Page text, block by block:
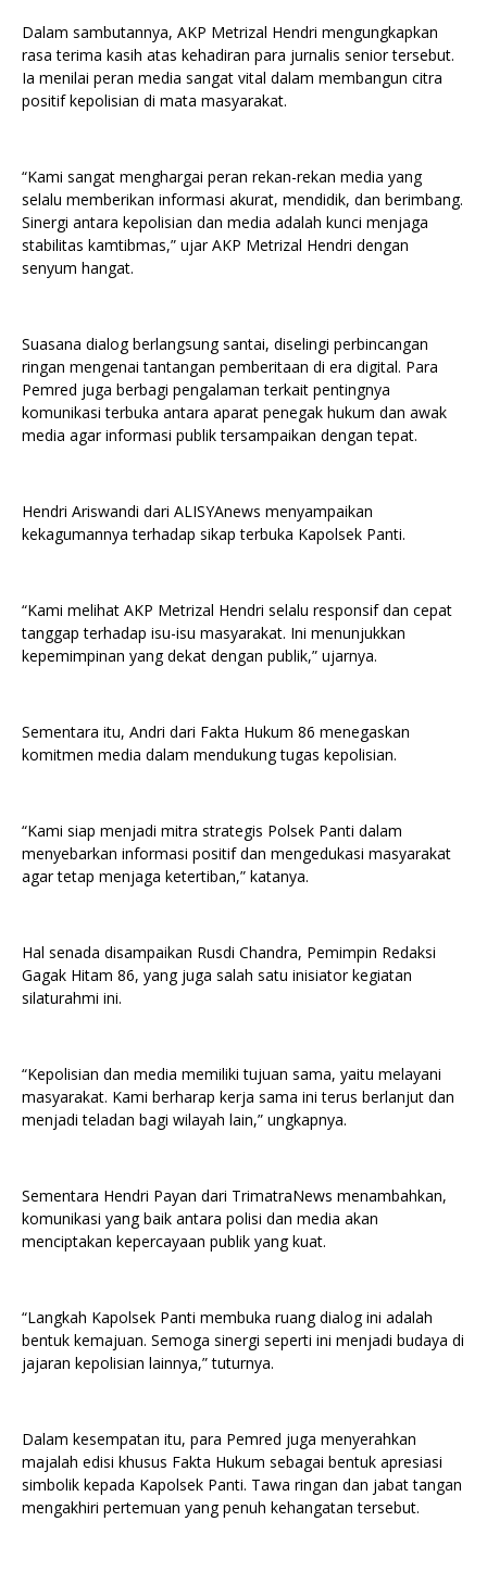
Dalam sambutannya, AKP Metrizal Hendri mengungkapkan
rasa terima kasih atas kehadiran para jurnalis senior tersebut.
Ia menilai peran media sangat vital dalam membangun citra
positif kepolisian di mata masyarakat.
“Kami sangat menghargai peran rekan-rekan media yang
selalu memberikan informasi akurat, mendidik, dan berimbang.
Sinergi antara kepolisian dan media adalah kunci menjaga
stabilitas kamtibmas,” ujar AKP Metrizal Hendri dengan
senyum hangat.
Suasana dialog berlangsung santai, diselingi perbincangan
ringan mengenai tantangan pemberitaan di era digital. Para
Pemred juga berbagi pengalaman terkait pentingnya
komunikasi terbuka antara aparat penegak hukum dan awak
media agar informasi publik tersampaikan dengan tepat.
Hendri Ariswandi dari ALISYAnews menyampaikan
kekagumannya terhadap sikap terbuka Kapolsek Panti.
“Kami melihat AKP Metrizal Hendri selalu responsif dan cepat
tanggap terhadap isu-isu masyarakat. Ini menunjukkan
kepemimpinan yang dekat dengan publik,” ujarnya.
Sementara itu, Andri dari Fakta Hukum 86 menegaskan
komitmen media dalam mendukung tugas kepolisian.
“Kami siap menjadi mitra strategis Polsek Panti dalam
menyebarkan informasi positif dan mengedukasi masyarakat
agar tetap menjaga ketertiban,” katanya.
Hal senada disampaikan Rusdi Chandra, Pemimpin Redaksi
Gagak Hitam 86, yang juga salah satu inisiator kegiatan
silaturahmi ini.
“Kepolisian dan media memiliki tujuan sama, yaitu melayani
masyarakat. Kami berharap kerja sama ini terus berlanjut dan
menjadi teladan bagi wilayah lain,” ungkapnya.
Sementara Hendri Payan dari TrimatraNews menambahkan,
komunikasi yang baik antara polisi dan media akan
menciptakan kepercayaan publik yang kuat.
“Langkah Kapolsek Panti membuka ruang dialog ini adalah
bentuk kemajuan. Semoga sinergi seperti ini menjadi budaya di
jajaran kepolisian lainnya,” tuturnya.
Dalam kesempatan itu, para Pemred juga menyerahkan
majalah edisi khusus Fakta Hukum sebagai bentuk apresiasi
simbolik kepada Kapolsek Panti. Tawa ringan dan jabat tangan
mengakhiri pertemuan yang penuh kehangatan tersebut.